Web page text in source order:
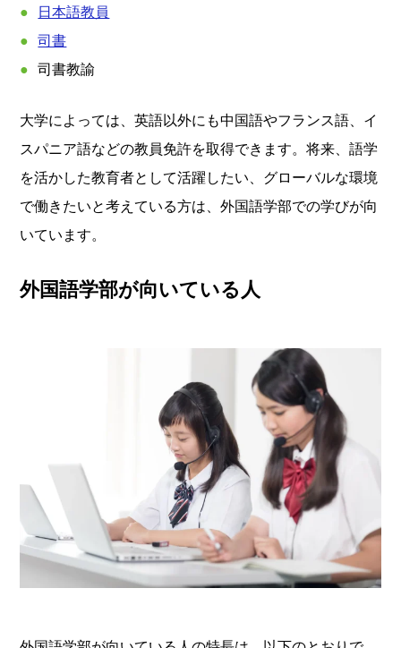
日本語教員
司書
司書教諭
大学によっては、英語以外にも中国語やフランス語、イ
スパニア語などの教員免許を取得できます。将来、語学
を活かした教育者として活躍したい、グローバルな環境
で働きたいと考えている方は、外国語学部での学びが向
いています。
外国語学部が向いている人